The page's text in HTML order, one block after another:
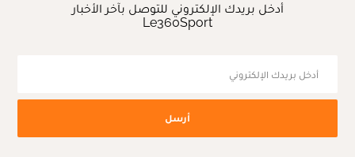
أدخل بريدك الإلكتروني للتوصل بآخر الأخبار
Le360Sport
أرسل